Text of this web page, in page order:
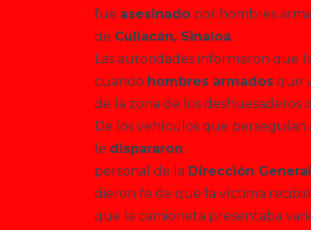
fue asesinado por hombres
de Culiacán, Sinaloa.
Las autoridades informaron que
cuando hombres armados que
de la zona de los deshuesaderos
De los vehículos que perseguían
le dispararon.
personal de la Dirección
dieron fe de que la víctima recibió
que la camioneta presentaba